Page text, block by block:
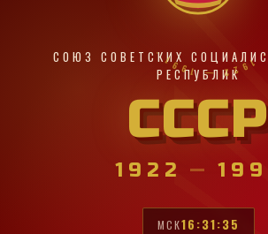
СОЮЗ СОВЕТСКИХ
РЕСПУБЛИК
СССР
1922 —
МСК16:31:36